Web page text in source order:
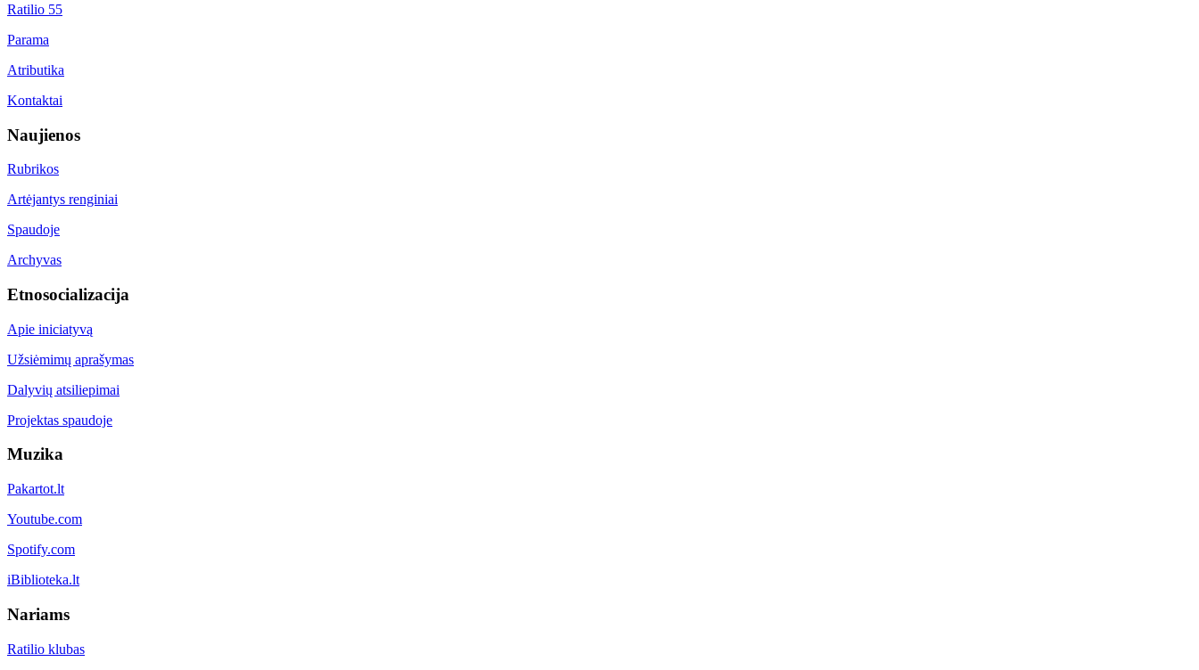
Ratilio 55
Parama
Atributika
Kontaktai
Naujienos
Rubrikos
Artėjantys renginiai
Spaudoje
Archyvas
Etnosocializacija
Apie iniciatyvą
Užsiėmimų aprašymas
Dalyvių atsiliepimai
Projektas spaudoje
Muzika
Pakartot.lt
Youtube.com
Spotify.com
iBiblioteka.lt
Nariams
Ratilio klubas